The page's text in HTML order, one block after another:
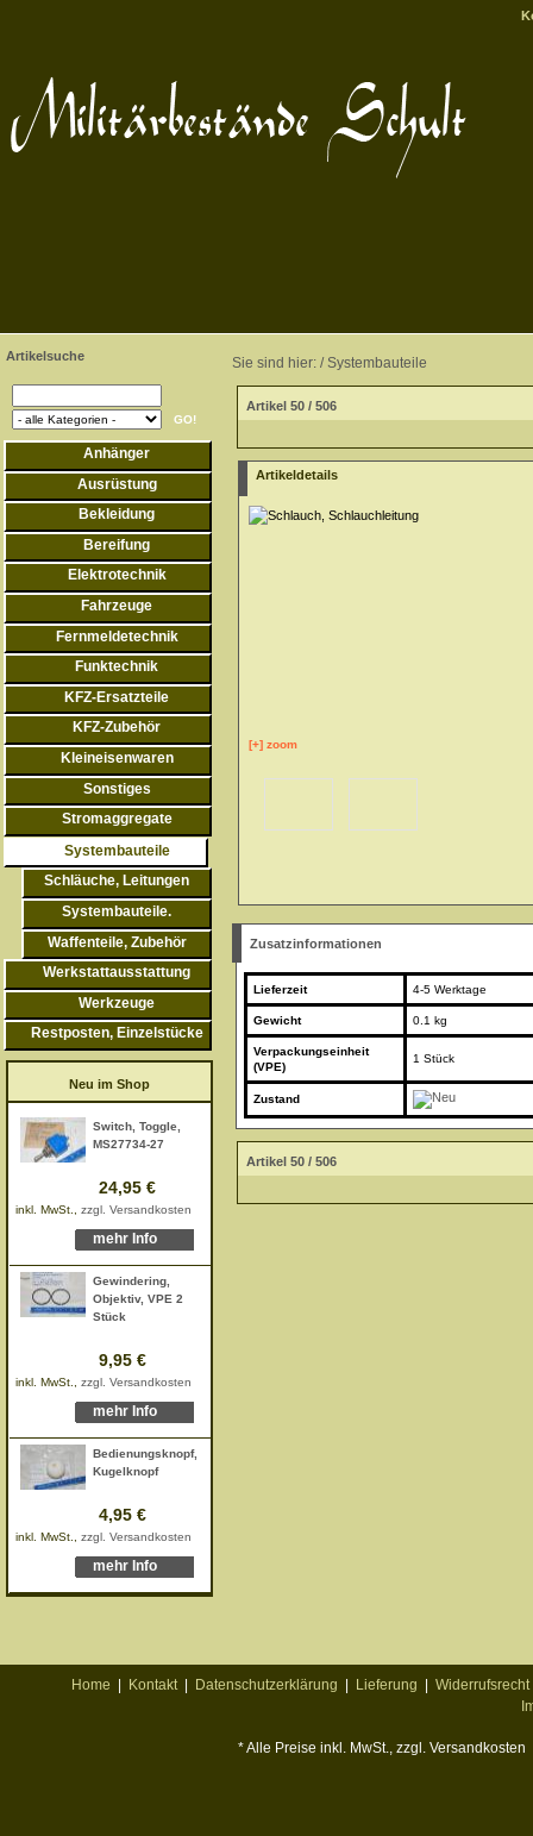
Artikelsuche
Anhänger
Ausrüstung
Bekleidung
Bereifung
Elektrotechnik
Fahrzeuge
Fernmeldetechnik
Funktechnik
KFZ-Ersatzteile
KFZ-Zubehör
Kleineisenwaren
Sonstiges
Stromaggregate
Systembauteile
Schläuche, Leitungen
Systembauteile.
Waffenteile, Zubehör
Werkstattausstattung
Werkzeuge
Restposten, Einzelstücke
Neu im Shop
Switch, Toggle,
MS27734-27
24,95 €
inkl. MwSt., zzgl. Versandkosten
mehr Info
Gewindering,
Objektiv, VPE 2
Stück
9,95 €
inkl. MwSt., zzgl. Versandkosten
mehr Info
Bedienungsknopf,
Kugelknopf
4,95 €
inkl. MwSt., zzgl. Versandkosten
mehr Info
Sie sind hier: /Systembauteile
Artikel 50 / 506
Artikeldetails
[+] zoom
Zusatzinformationen
Lieferzeit 4-5 Werktage
Gewicht 0.1 kg
Verpackungseinheit
(VPE)
1 Stück
Zustand
Artikel 50 / 506
Home Kontakt Datenschutzerklärung Lieferung Widerrufsrecht
* Alle Preise inkl. MwSt., zzgl. Versandkosten